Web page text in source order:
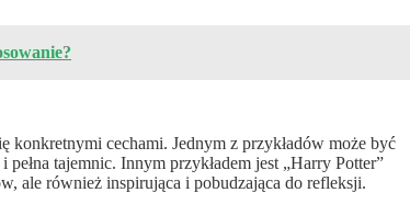
konkretnymi cechami. Jednym z przykładów może być
tajemnic. Innym przykładem jest „Harry Potter”
ale również inspirująca i pobudzająca do refleksji.